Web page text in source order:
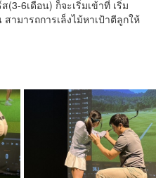
6เดือน) ก็จะเริ่มเข้าที่ เริ่ม
ามารถการเล็งไม้หาเป้าตีลูกให้